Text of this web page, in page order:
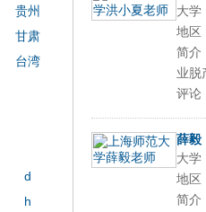
大学
地区
简介
业脱
评论
薛毅
大学
地区
简介
贵州
甘肃
台湾
d
h